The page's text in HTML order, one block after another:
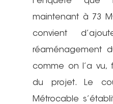
maintenant à 73
convient
réaménagement
comme on l’a vu,
du projet. Le
Métrocable